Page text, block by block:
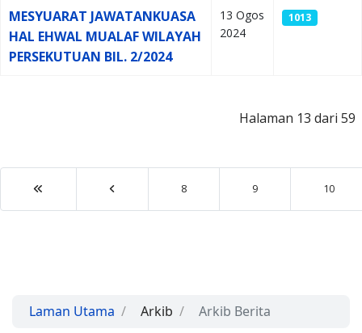
MESYUARAT JAWATANKUASA
HAL EHWAL MUALAF WILAYAH
PERSEKUTUAN BIL. 2/2024
13 Ogos
2024
1013
Halaman 13 dari 59
8 9 10
Laman Utama Arkib Arkib Berita